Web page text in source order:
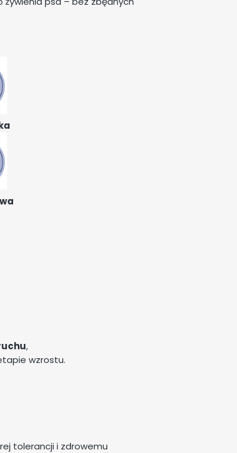
,
wzrostu.
tolerancji i zdrowemu